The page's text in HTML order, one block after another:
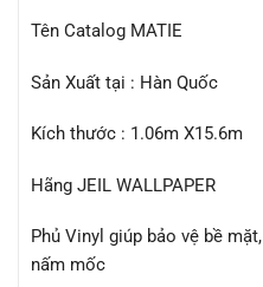
Tên Catalog MATIE
Sản Xuất tại : Hàn Quốc
Kích thước : 1.06m X15.6m
Hãng JEIL WALLPAPER
Phủ Vinyl giúp bảo vệ bề
nấm mốc